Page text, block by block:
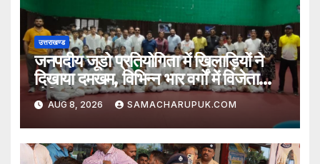
उत्तराखण्ड
जनपदीय जूडो प्रतियोगिता में खिलाड़ियों ने
दिखाया दमखम, विभिन्न भार वर्गों में विजेता
घोषित
AUG 8, 2026 SAMACHARUPUK.COM